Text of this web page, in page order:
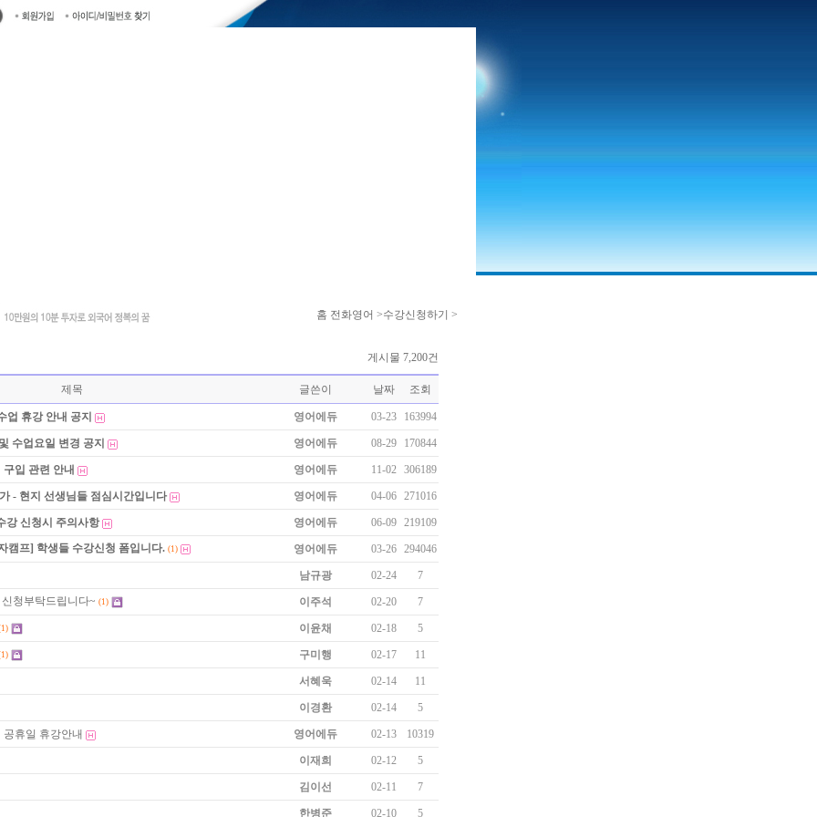
홈 전화영어 >수강신청하기 >
게시물 7,200건
제목 글쓴이 날짜 조회
업 휴강 안내 공지 영어에듀 03-23 163994
수업요일 변경 공지 영어에듀 08-29 170844
입 관련 안내 영어에듀 11-02 306189
- 현지 선생님들 점심시간입니다 영어에듀 04-06 271016
강 신청시 주의사항 영어에듀 06-09 219109
캠프] 학생들 수강신청 폼입니다. (1) 영어에듀 03-26 294046
남규광 02-24
7
청부탁드립니다~ (1) 이주석 02-20 7
이윤채 02-18 5
구미행 02-17 11
서혜욱 02-14 11
이경환 02-14 5
공휴일 휴강안내 영어에듀 02-13 10319
이재희 02-12 5
김이선 02-11 7
한병준 02-10 5